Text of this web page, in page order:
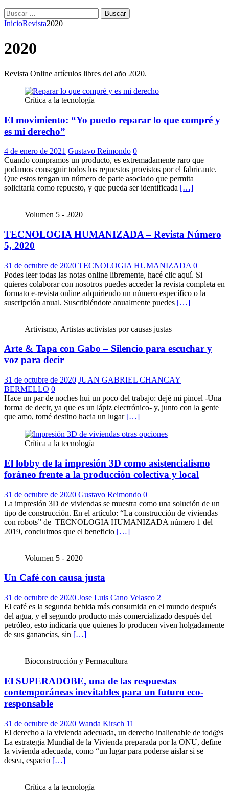
Buscar:
InicioRevista2020
2020
Revista Online artículos libres del año 2020.
Crítica a la tecnología
El movimiento: “Yo puedo reparar lo que compré y
es mi derecho”
4 de enero de 2021 Gustavo Reimondo 0
Cuando compramos un producto, es extremadamente raro que
podamos conseguir todos los repuestos provistos por el fabricante.
Que estos tengan un número de parte asociado que permita
solicitarla como repuesto, y que pueda ser identificada […]
Volumen 5 - 2020
TECNOLOGIA HUMANIZADA – Revista Número
5, 2020
31 de octubre de 2020 TECNOLOGIA HUMANIZADA 0
Podes leer todas las notas online libremente, hacé clic aquí. Si
quieres colaborar con nosotros puedes acceder la revista completa en
formato e-revista online adquiriendo un número específico o la
suscripción anual. Suscribiéndote anualmente puedes […]
Artivismo, Artistas activistas por causas justas
Arte & Tapa con Gabo – Silencio para escuchar y
voz para decir
31 de octubre de 2020 JUAN GABRIEL CHANCAY
BERMELLO 0
Hace un par de noches hui un poco del trabajo: dejé mi pincel -Una
forma de decir, ya que es un lápiz electrónico- y, junto con la gente
que amo, tomé destino hacia un lugar […]
Crítica a la tecnología
El lobby de la impresión 3D como asistencialismo
foráneo frente a la producción colectiva y local
31 de octubre de 2020 Gustavo Reimondo 0
La impresión 3D de viviendas se muestra como una solución de un
tipo de construcción. En el artículo: “La construcción de viviendas
con robots” de TECNOLOGIA HUMANIZADA número 1 del
2019, concluimos que el beneficio […]
Volumen 5 - 2020
Un Café con causa justa
31 de octubre de 2020 Jose Luis Cano Velasco 2
El café es la segunda bebida más consumida en el mundo después
del agua, y el segundo producto más comercializado después del
petróleo, esto indicaría que quienes lo producen viven holgadamente
de sus ganancias, sin […]
Bioconstrucción y Permacultura
El SUPERADOBE, una de las respuestas
contemporáneas inevitables para un futuro eco-
responsable
31 de octubre de 2020 Wanda Kirsch 11
El derecho a la vivienda adecuada, un derecho inalienable de tod@s
La estrategia Mundial de la Vivienda preparada por la ONU, define
la vivienda adecuada, como “un lugar para poderse aislar si se
desea, espacio […]
Crítica a la tecnología